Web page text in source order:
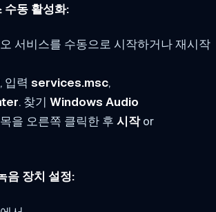
수동 활성화:
서비스를 수동으로 시작하거나 재시작
, 입력 services.msc,
. 찾기 Windows Audio
을 오른쪽 클릭한 후 시작or
음 장치 설정: